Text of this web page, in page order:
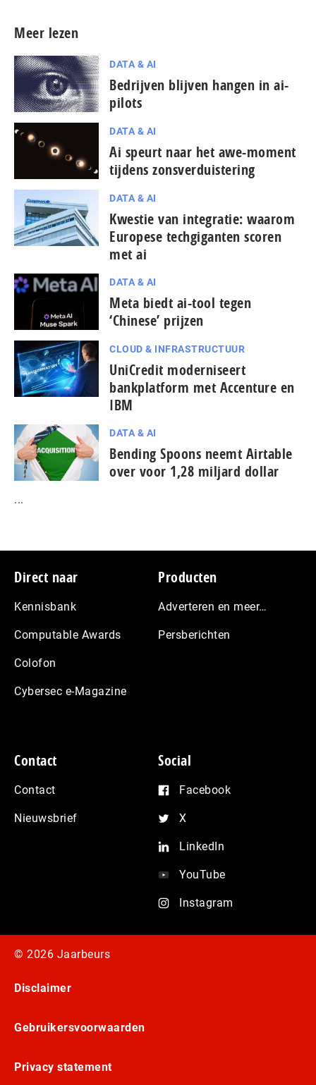
Meer lezen
DATA & AI
Bedrijven blijven hangen in ai-
pilots
DATA & AI
Ai speurt naar het awe-moment
tijdens zons­ver­duis­te­ring
DATA & AI
Kwestie van integratie: waarom
Europese techgiganten scoren
met ai
DATA & AI
Meta biedt ai-tool tegen
‘Chinese’ prijzen
CLOUD & INFRASTRUCTUUR
UniCredit moderniseert
bankplatform met Accenture en
IBM
DATA & AI
Bending Spoons neemt Airtable
over voor 1,28 miljard dollar
...
Footer
Direct naar
Kennisbank
Computable Awards
Colofon
Cybersec e-Magazine
Producten
Adverteren en meer…
Persberichten
Contact
Contact
Nieuwsbrief
Social
Facebook
X
LinkedIn
YouTube
Instagram
© 2026 Jaarbeurs
Disclaimer
Gebruikersvoorwaarden
Privacy statement